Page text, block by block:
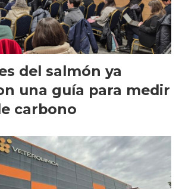
del salmón ya
una guía para medir
carbono